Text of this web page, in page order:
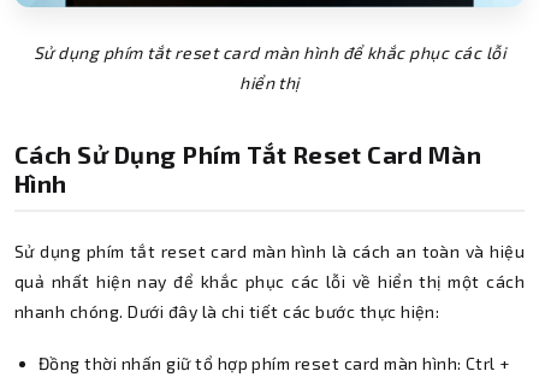
Sử dụng phím tắt reset card màn hình để khắc phục các lỗi
hiển thị
Cách Sử Dụng Phím Tắt Reset Card Màn
Hình
Sử dụng phím tắt reset card màn hình là cách an toàn và hiệu
quả nhất hiện nay để khắc phục các lỗi về hiển thị một cách
nhanh chóng. Dưới đây là chi tiết các bước thực hiện:
Đồng thời nhấn giữ tổ hợp phím reset card màn hình: Ctrl +